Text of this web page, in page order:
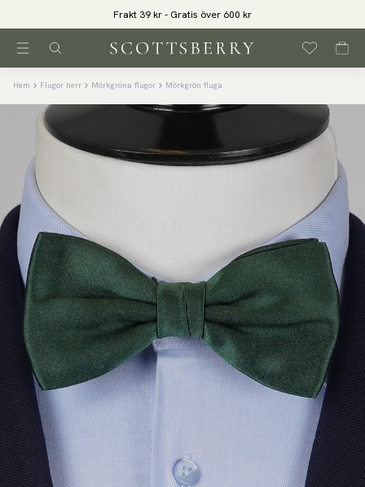
Frakt 39 kr - Gratis över 600 kr
Hem Flugor herr Mörkgröna flugor Mörkgrön fluga